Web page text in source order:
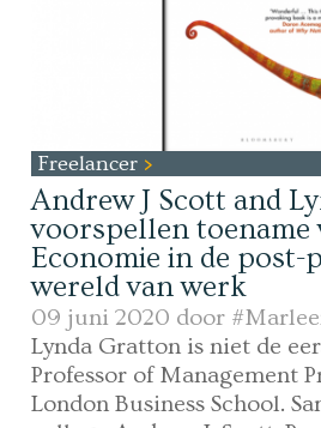
Freelancer
Andrew J Scott and
voorspellen toename
Economie in de post-
wereld van werk
09 juni 2020 door
Lynda Gratton is niet de
Professor of Management
London Business School.